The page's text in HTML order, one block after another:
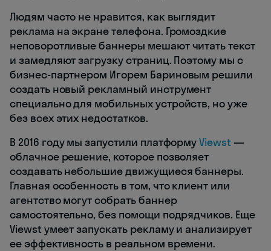
Людям часто не нравится, как выглядит
реклама на экране телефона. Громоздкие
неповоротливые баннеры мешают читать текст
и замедляют загрузку страниц. Поэтому мы с
бизнес-партнером Игорем Бариновым решили
создать новый рекламный инструмент
специально для мобильных устройств, но уже
без всех этих недостатков.
В 2016 году мы запустили платформуViewst—
облачное решение, которое позволяет
создавать небольшие движущиеся баннеры.
Главная особенность в том, что клиент или
агентство могут собрать баннер
самостоятельно, без помощи подрядчиков. Еще
Viewst умеет запускать рекламу и анализирует
ее эффективность в реальном времени.